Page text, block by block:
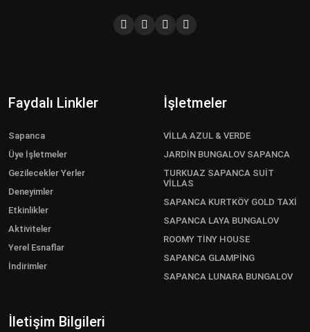
Faydalı Linkler
Sapanca
Üye İşletmeler
Gezilecekler Yerler
Deneyimler
Etkinlikler
Aktiviteler
Yerel Esnaflar
İndirimler
İşletmeler
VİLLA AZUL & VERDE
JARDİN BUNGALOV SAPANCA
TURKUAZ SAPANCA SUİT
VİLLAS
SAPANCA KURTKÖY GOLD TAXİ
SAPANCA LAYA BUNGALOV
ROOMY TİNY HOUSE
SAPANCA GLAMPİNG
SAPANCA LUNARA BUNGALOV
İletişim Bilgileri